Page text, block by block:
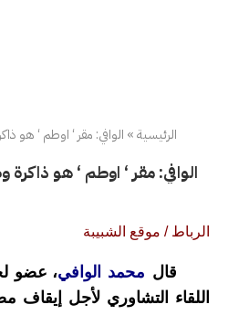
الرئيسية» الوافي: مقر ‘ اوطم ‘ هو
الوافي: مقر ‘ اوطم ‘ هو
الرباط / موقع الشبيبة
قال محمد الوافي، عضو
اللقاء التشاوري لأجل إيقاف